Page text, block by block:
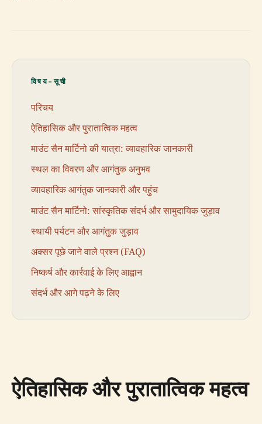
विषय-सूची
परिचय
ऐतिहासिक और पुरातात्विक महत्व
माउंट सैन मार्टिनो की यात्रा: व्यावहारिक जानकारी
स्थल का विवरण और आगंतुक अनुभव
व्यावहारिक आगंतुक जानकारी और पहुंच
माउंट सैन मार्टिनो: सांस्कृतिक संदर्भ और सामुदायिक जुड़ाव
स्थायी पर्यटन और आगंतुक जुड़ाव
अक्सर पूछे जाने वाले प्रश्न (FAQ)
निष्कर्ष और कार्रवाई के लिए आह्वान
संदर्भ और आगे पढ़ने के लिए
ऐतिहासिक और पुरातात्विक महत्व